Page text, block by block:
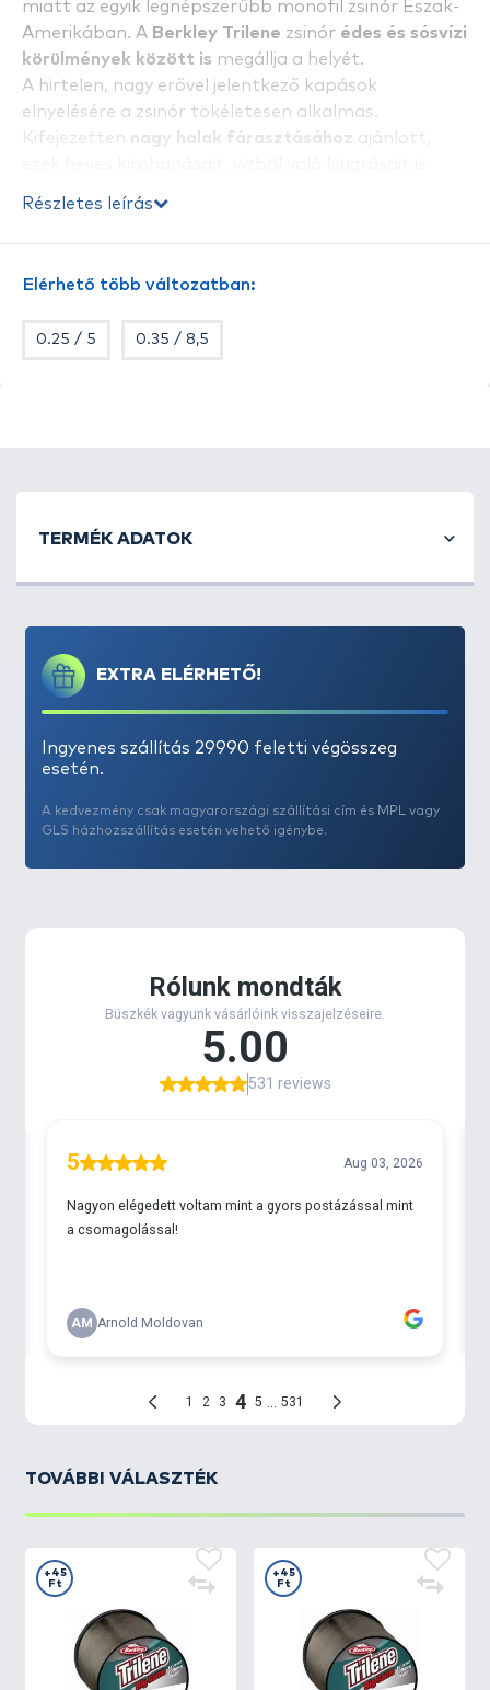
miatt az egyik legnépszerűbb monofil zsinór Észak-
Amerikában. A Berkley Trilene zsinór édes és sósvízi
körülmények között is megállja a helyét.
A hirtelen, nagy erővel jelentkező kapások
elnyelésére a zsinór tökéletesen alkalmas.
Kifejezetten nagy halak fárasztásához ajánlott,
horgászatban is kiemelkedően népszerű termékről
már legendás.
Részletes leírás
Elérhető több változatban:
0.25 / 5 0.35 / 8,5
EXTRA ELÉRHETŐ!
Ingyenes szállítás 29990 feletti végösszeg
esetén.
A kedvezmény csak magyarországi szállítási cím és MPL vagy
GLS házhozszállítás esetén vehető igénybe.
TOVÁBBI VÁLASZTÉK
+45
Ft
+45
Ft
TERMÉK ADATOK